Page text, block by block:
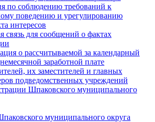
по соблюдению требований к
поведению и урегулированию
интересов
связь для сообщений о фактах
о рассчитываемой за календарный
заработной плате
их заместителей и главных
подведомственных учреждений
Шпаковского муниципального
муниципального округа